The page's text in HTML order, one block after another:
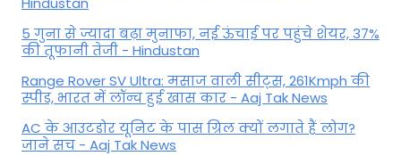
5 गुना से ज्यादा बढ़ा मुनाफा, नई ऊंचाई पर पहुंचे शेयर, 37%
की तूफानी तेजी - Hindustan
Range Rover SV Ultra: मसाज वाली सीट्स, 261Kmph की
स्पीड, भारत में लॉन्च हुई खास कार - Aaj Tak News
AC के आउटडोर यूनिट के पास ग्रिल क्यों लगाते हैं लोग?
जाने सच - Aaj Tak News